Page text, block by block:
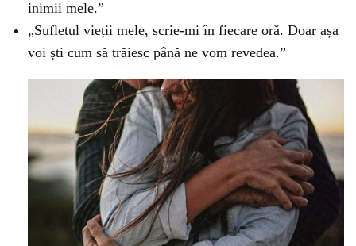
inimii mele.”
„Sufletul vieții mele, scrie-mi în fiecare oră. Doar așa
voi ști cum să trăiesc până ne vom revedea.”